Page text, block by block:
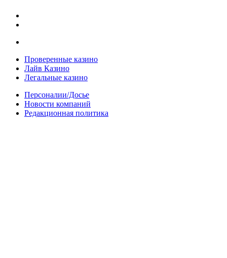
Проверенные казино
Лайв Казино
Легальные казино
Персоналии/Досье
Новости компаний
Редакционная политика